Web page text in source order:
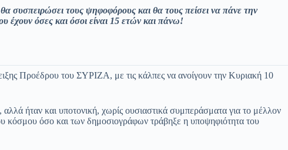
συσπειρώσει τους ψηφοφόρους και θα τους πείσει να πάνε την
έχουν όσες και όσοι είναι 15 ετών και πάνω!
Προέδρου του ΣΥΡΙΖΑ, με τις κάλπες να ανοίγουν την Κυριακή 10
ήταν και υποτονική, χωρίς ουσιαστικά συμπεράσματα για το μέλλον
κόσμου όσο και των δημοσιογράφων τράβηξε η υποψηφιότητα του